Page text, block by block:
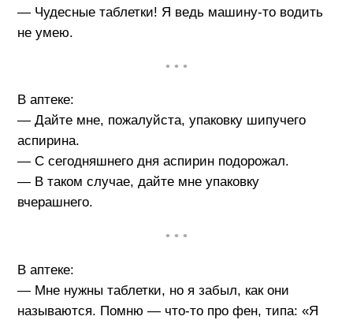
— Чудесные таблетки! Я ведь машину-то водить
не умею.
• • •
В аптеке:
— Дайте мне, пожалуйста, упаковку шипучего
аспирина.
— С сегодняшнего дня аспирин подорожал.
— В таком случае, дайте мне упаковку
вчерашнего.
• • •
В аптеке:
— Мне нужны таблетки, но я забыл, как они
называются. Помню — что-то про фен, типа: «Я